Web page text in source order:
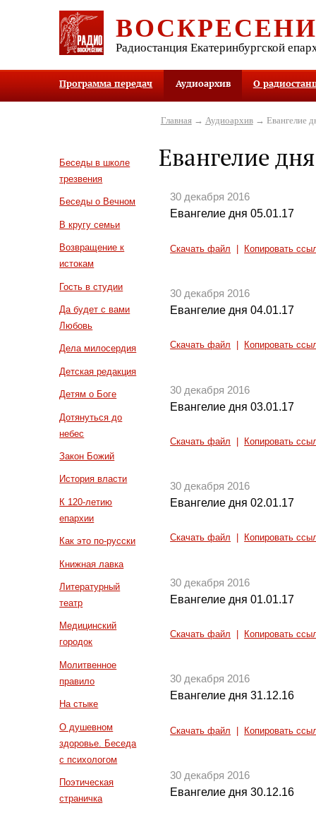
Радиостанция Екатеринбургской
Программа передач Аудиоархив О
Беседы в школе
трезвения
Беседы о Вечном
В кругу семьи
Возвращение к
истокам
Гость в студии
Да будет с вами
Любовь
Дела милосердия
Детская редакция
Детям о Боге
Дотянуться до
небес
Закон Божий
История власти
К 120-летию
епархии
Как это по-русски
Книжная лавка
Литературный
театр
Медицинский
городок
Молитвенное
правило
На стыке
О душевном
здоровье. Беседа
с психологом
Поэтическая
страничка
Главная→ Аудиоархив→ Евангелие
Евангелие дня
30 декабря 2016
Евангелие дня 05.01.17
Скачать файл Копировать
30 декабря 2016
Евангелие дня 04.01.17
Скачать файл Копировать
30 декабря 2016
Евангелие дня 03.01.17
Скачать файл Копировать
30 декабря 2016
Евангелие дня 02.01.17
Скачать файл Копировать
30 декабря 2016
Евангелие дня 01.01.17
Скачать файл Копировать
30 декабря 2016
Евангелие дня 31.12.16
Скачать файл Копировать
30 декабря 2016
Евангелие дня 30.12.16